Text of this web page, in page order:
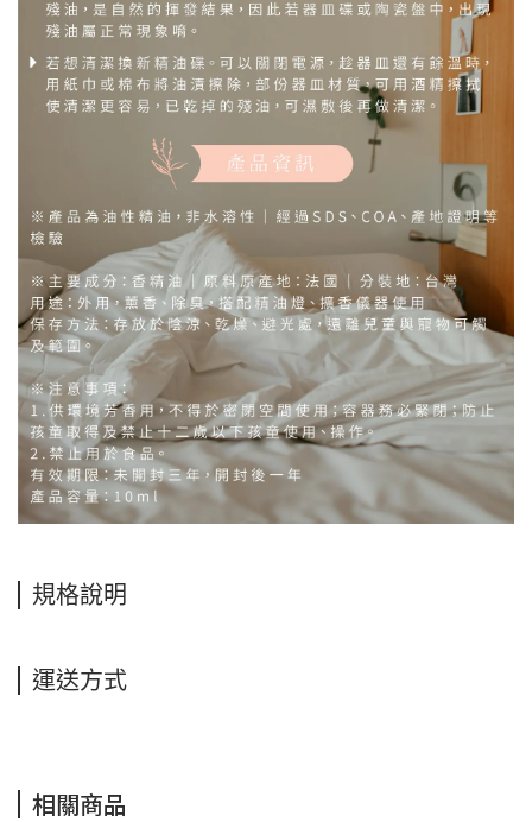
規格說明
運送方式
相關商品